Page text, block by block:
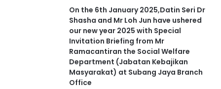
On the 6th January 2025,Datin Seri Dr
Shasha and Mr Loh Jun have ushered
our new year 2025 with Special
Invitation Briefing from Mr
Ramacantiran the Social Welfare
Department (Jabatan Kebajikan
Masyarakat) at Subang Jaya Branch
Office